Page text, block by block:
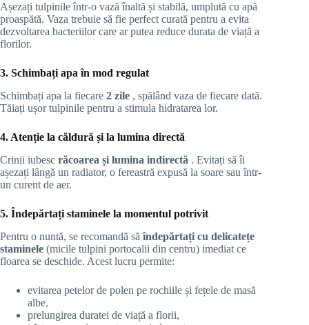
Așezați tulpinile într-o vază înaltă și stabilă, umplută cu apă
proaspătă. Vaza trebuie să fie perfect curată pentru a evita
dezvoltarea bacteriilor care ar putea reduce durata de viață a
florilor.
3. Schimbați apa în mod regulat
Schimbați apa la fiecare 2 zile , spălând vaza de fiecare dată.
Tăiați ușor tulpinile pentru a stimula hidratarea lor.
4. Atenție la căldură și la lumina directă
Crinii iubesc răcoarea și lumina indirectă . Evitați să îi
așezați lângă un radiator, o fereastră expusă la soare sau într-
un curent de aer.
5. Îndepărtați staminele la momentul potrivit
Pentru o nuntă, se recomandă săîndepărtați cu delicatețe
staminele (micile tulpini portocalii din centru) imediat ce
floarea se deschide. Acest lucru permite:
evitarea petelor de polen pe rochiile și fețele de masă
albe,
prelungirea duratei de viață a florii,